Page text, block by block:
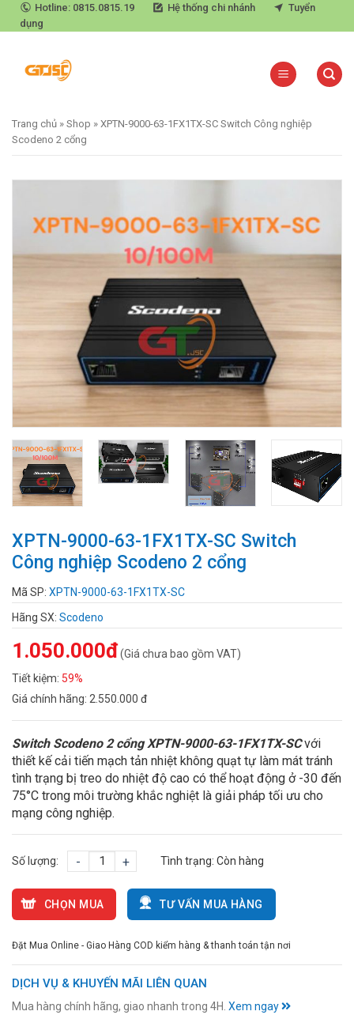
Skip
to
Hotline: 0815.0815.19 Hệ thống chi nhánh
Tuyển
dụng
Trang chủ » Shop » XPTN-9000-63-1FX1TX-SC Switch Công nghiệp
Scodeno 2 cổng
XPTN-9000-63-1FX1TX-SC Switch
Công nghiệp Scodeno 2 cổng
Mã SP: XPTN-9000-63-1FX1TX-SC
Hãng SX: Scodeno
1.050.000đ(Giá chưa bao gồm VAT)
Tiết kiệm: 59%
Giá chính hãng: 2.550.000 đ
Switch Scodeno 2 cổng XPTN-9000-63-1FX1TX-SCvới
thiết kế cải tiến mạch tản nhiệt không quạt tự làm mát tránh
tình trạng bị treo do nhiệt độ cao có thể hoạt động ở -30 đến
75°C trong môi trường khắc nghiệt là giải pháp tối ưu cho
mạng công nghiệp.
Số lượng: - + Tình trạng:Còn hàng
CHỌN MUA TƯ VẤN MUA HÀNG
Đặt Mua Online - Giao Hàng COD kiểm hàng & thanh toán tận nơi
DỊCH VỤ & KHUYẾN MÃI LIÊN QUAN
Mua hàng chính hãng, giao nhanh trong 4H. Xem ngay